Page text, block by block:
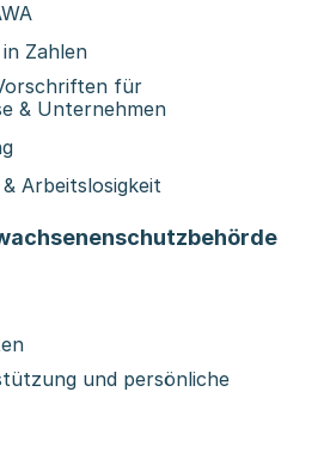
Zahlen
für
& Unternehmen
Arbeitslosigkeit
und persönliche